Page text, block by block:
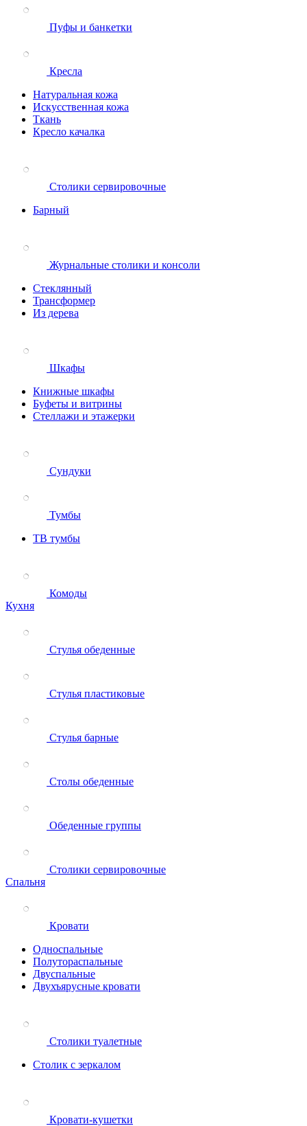
Пуфы и банкетки
Кресла
Натуральная кожа
Искусственная кожа
Ткань
Кресло качалка
Столики сервировочные
Барный
Журнальные столики и консоли
Стеклянный
Трансформер
Из дерева
Шкафы
Книжные шкафы
Буфеты и витрины
Стеллажи и этажерки
Сундуки
Тумбы
ТВ тумбы
Комоды
Кухня
Стулья обеденные
Стулья пластиковые
Стулья барные
Столы обеденные
Обеденные группы
Столики сервировочные
Спальня
Кровати
Односпальные
Полутораспальные
Двуспальные
Двухъярусные кровати
Столики туалетные
Столик с зеркалом
Кровати-кушетки